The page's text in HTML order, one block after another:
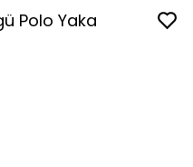
Polo Yaka